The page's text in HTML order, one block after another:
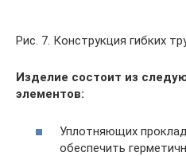
Рис. 7. Конструкция гибких
Изделие состоит из
элементов:
Уплотняющих
обеспечить